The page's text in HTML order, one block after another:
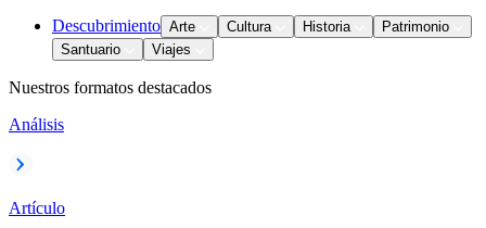
Descubrimiento Arte Cultura Historia
Patrimonio
Santuario
Viajes
Nuestros formatos destacados
Análisis
Artículo